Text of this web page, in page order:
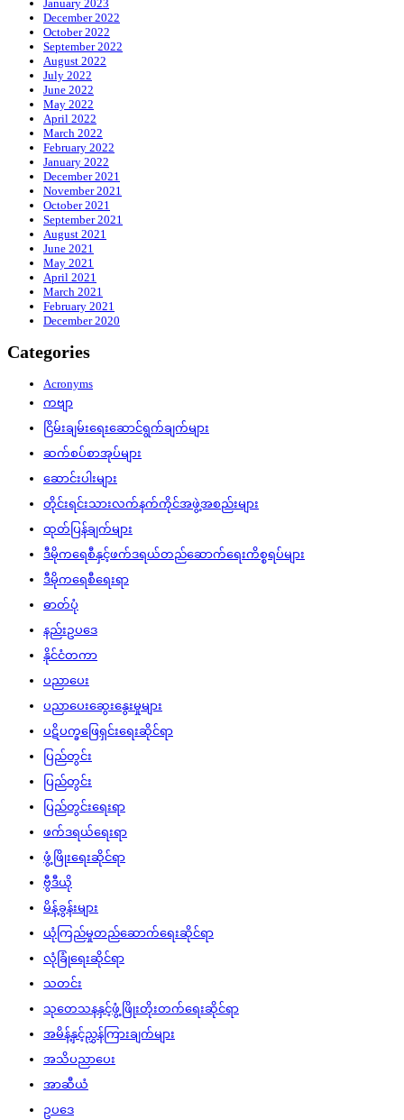
January 2023
December 2022
October 2022
September 2022
August 2022
July 2022
June 2022
May 2022
April 2022
March 2022
February 2022
January 2022
December 2021
November 2021
October 2021
September 2021
August 2021
June 2021
May 2021
April 2021
March 2021
February 2021
December 2020
Categories
Acronyms
ကဗျာ
ငြိမ်းချမ်းရေးဆောင်ရွက်ချက်များ
ဆက်စပ်စာအုပ်များ
ဆောင်းပါးများ
တိုင်းရင်းသားလက်နက်ကိုင်အဖွဲ့အစည်းများ
ထုတ်ပြန်ချက်များ
ဒီမိုကရေစီနှင့်ဖက်ဒရယ်တည်ဆောက်‌ရေးကိစ္စရပ်များ
ဒီမိုကရေစီရေးရာ
ဓာတ်ပုံ
နည်းဥပဒေ
နိုင်ငံတကာ
ပညာပေး
ပညာပေးဆွေးနွေးမှုများ
ပဋိပက္ခဖြေရှင်းရေးဆိုင်ရာ
ပြည်တွင်း
ပြည်တွင်း
ပြည်တွင်းရေးရာ
ဖက်ဒရယ်ရေးရာ
ဖွံ့ဖြိုးရေးဆိုင်ရာ
ဗွီဒီယို
မိန့်ခွန်းများ
ယုံကြည်မှုတည်ဆောက်ရေးဆိုင်ရာ
လုံခြုံရေးဆိုင်ရာ
သတင်း
သုတေသနနှင့်ဖွံ့ဖြိုးတိုးတက်ရေးဆိုင်ရာ
အမိန့်နှင့်ညွှန်ကြားချက်များ
အသိပညာပေး
အာဆီယံ
ဥပဒေ